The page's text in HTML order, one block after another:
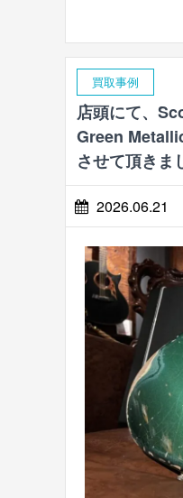
買取事例
店頭にて、
Green
させて頂きま
2026.06.21